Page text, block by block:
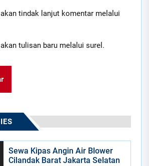
tindak lanjut komentar melalui
tulisan baru melalui surel.
Sewa Kipas Angin Air Blower
Cilandak Barat Jakarta Selatan